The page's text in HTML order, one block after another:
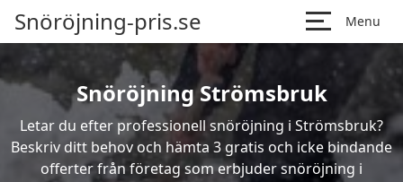
Snöröjning-pris.se Menu
Snöröjning Strömsbruk
Letar du efter professionell snöröjning i Strömsbruk?
Beskriv ditt behov och hämta 3 gratis och icke bindande
offerter från företag som erbjuder snöröjning i